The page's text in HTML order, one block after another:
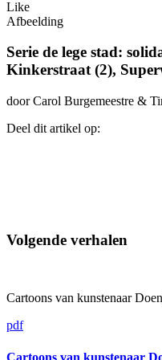
Like
Afbeelding
Serie de lege stad:
Kinkerstraat (2),
door Carol Burgemeestre &
Deel dit artikel op:
Volgende verhalen
Cartoons van kunstenaar
pdf
Cartoons van kunstenaar